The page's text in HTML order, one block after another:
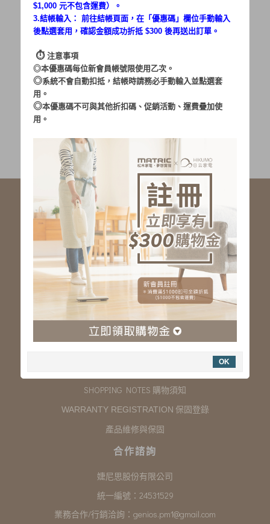
密碼：
社群服務連結
線上客服 LINE 歡迎加入 <LINE ID: @matric.jp>
線上客服 Facebook 歡迎加入
服務專線：03-323-2180
客服信箱 :genios.service@gmail.com
服務時間：星期一至星期五 上午9:00~下午6:00
例假日休假
購物說明
SHOPPING NOTES 購物須知
WARRANTY REGISTRATION 保固登錄
產品維修與保固
合作諮詢
婕尼思股份有限公司
統一編號：24531529
業務合作/行銷洽詢： genios.pm1@gmail.com
$1,000 元不包含運費）。
3.結帳輸入： 前往結帳頁面，在「優惠碼 」欄位手動輸入
後點選套用，確認金額成功折抵 $300 後再送出訂單。
⏱︎ 注意事項
◎本優惠碼每位新會員帳號限使用乙次。
◎系統不會自動扣抵，結帳時請務必手動輸入並點選套
用。
◎本優惠碼不可與其他折扣碼、促銷活動、運費疊加使
用。
OK